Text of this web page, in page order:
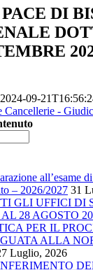
DI
2024-09-
Cancellerie -
all’esame
– 2026/2027 31
GLI UFFICI DI
28 AGOSTO
PER IL
ALLA
Luglio, 2026